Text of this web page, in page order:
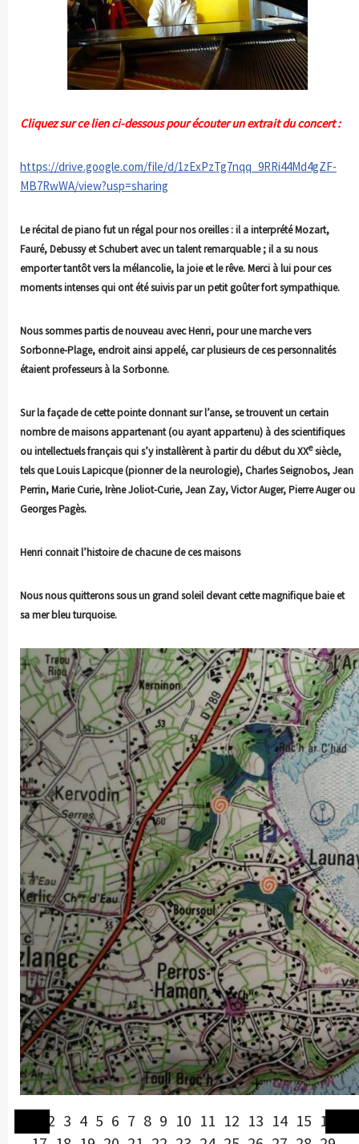
Cliquez sur ce lien ci-dessous pour écouter un extrait du concert :
https://drive.google.com/file/d/1zExPzTg7nqq_9RRi44Md4gZF-
MB7RwWA/view?usp=sharing
Le récital de piano fut un régal pour nos oreilles : il a interprété Mozart,
Fauré,Debussy et Schubert avec un talent remarquable ; il a su nous
emporter tantôt vers la mélancolie, la joie et le rêve. Merci à lui pour ces
moments intenses qui ont été suivis par un petit goûter fort sympathique.
Nous sommes partis de nouveau avec Henri, pour une marche vers
Sorbonne-Plage,endroit ainsi appelé, car plusieurs de ces personnalités
étaient professeurs à la Sorbonne.
Sur la façade de cette pointe donnant sur l’anse, se trouvent un certain
nombre de maisons appartenant (ou ayant appartenu) à des scientifiques
ou intellectuels français qui s’y installèrent à partir du début du XXesiècle,
telsque Louis Lapicque (pionner de la neurologie), Charles Seignobos, Jean
Perrin, Marie Curie, Irène Joliot-Curie, Jean Zay, Victor Auger, Pierre Auger ou
Georges Pagès.
Henri connait l’histoire de chacune de ces maisons
Nous nous quitterons sous un grand soleil devant cette magnifique baie et
samer bleu turquoise.
2 3 4 5 6 7 8 9 10 11 12 13 14 15 16